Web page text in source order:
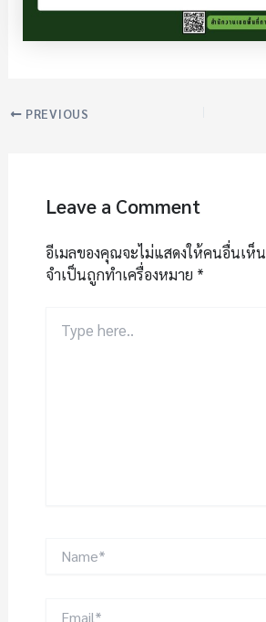
PREVIOUS
Leave a Comment
อีเมลของคุณจะไม่แสดงให้คนอื่นเห็น
จำเป็นถูกทำเครื่องหมาย *
here..